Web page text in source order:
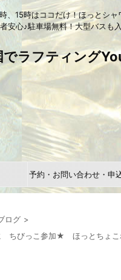
、15時はココだけ！ほっとシャ
安心♪駐車場無料！大型バスも
でラフティング
予約・お問い合わせ・申
ログ
ちびっこ参加★ ほっとちょこ